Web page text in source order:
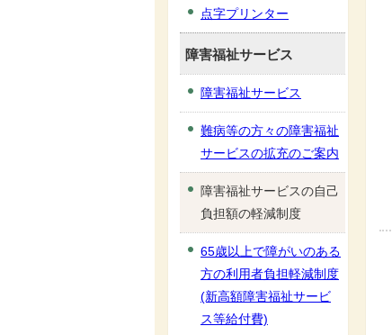
点字プリンター
障害福祉サービス
障害福祉サービス
難病等の方々の障害福祉
サービスの拡充のご案内
障害福祉サービスの自己
負担額の軽減制度
65歳以上で障がいのある
方の利用者負担軽減制度
(新高額障害福祉サービ
ス等給付費)